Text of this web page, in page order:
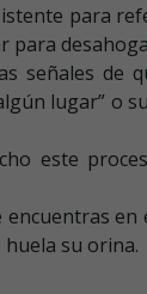
para
para
señales de
lugar” o
este
huela su orina.